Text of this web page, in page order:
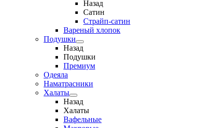
Назад
Сатин
Страйп-сатин
Вареный хлопок
Подушки
Назад
Подушки
Премиум
Одеяла
Наматрасники
Халаты
Назад
Халаты
Вафельные